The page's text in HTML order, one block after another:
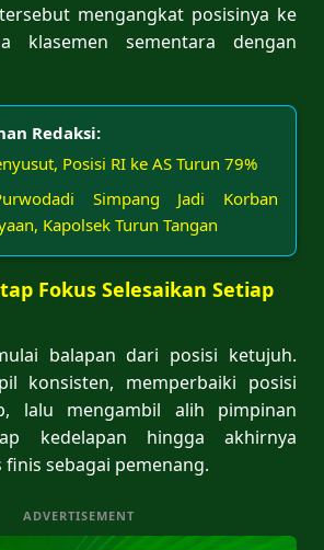
mengangkat posisinya ke
klasemen sementara dengan
Redaksi:
Posisi RI ke AS Turun 79%
Simpang Jadi Korban
Kapolsek Turun Tangan
Fokus Selesaikan Setiap
balapan dari posisi ketujuh.
konsisten, memperbaiki posisi
lalu mengambil alih pimpinan
kedelapan hingga akhirnya
sebagai pemenang.
ADVERTISEMENT